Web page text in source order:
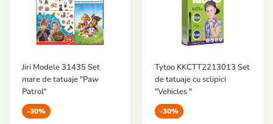
Jiri Modele 31435 Set
mare de tatuaje "Paw
Patrol"
-30%
Tytoo KKCTT2213013 Set
de tatuaje cu sclipici
"Vehicles "
-30%